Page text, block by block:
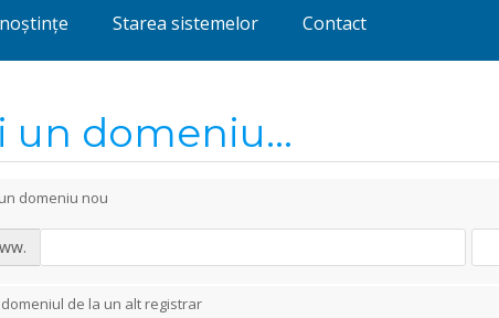
Starea sistemelor Contact
un domeniu...
domeniu nou
de la un alt registrar